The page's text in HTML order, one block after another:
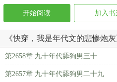
开始阅读 加入书
《快穿，我是年代文的悲惨炮
第2658章 九十年代舔狗男三十
第2657章 九十年代舔狗男二十九